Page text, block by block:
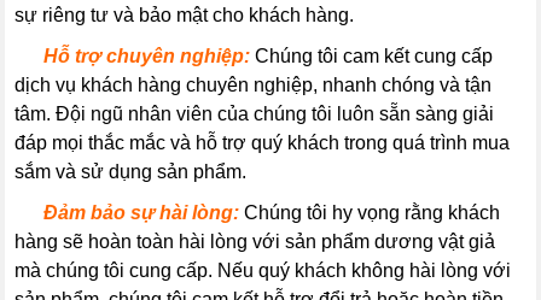
sự riêng tư và bảo mật cho khách hàng.
Hỗ trợ chuyên nghiệp: Chúng tôi cam kết cung cấp
dịch vụ khách hàng chuyên nghiệp, nhanh chóng và tận
tâm. Đội ngũ nhân viên của chúng tôi luôn sẵn sàng giải
đáp mọi thắc mắc và hỗ trợ quý khách trong quá trình mua
sắm và sử dụng sản phẩm.
Đảm bảo sự hài lòng: Chúng tôi hy vọng rằng khách
hàng sẽ hoàn toàn hài lòng với sản phẩm dương vật giả
mà chúng tôi cung cấp. Nếu quý khách không hài lòng với